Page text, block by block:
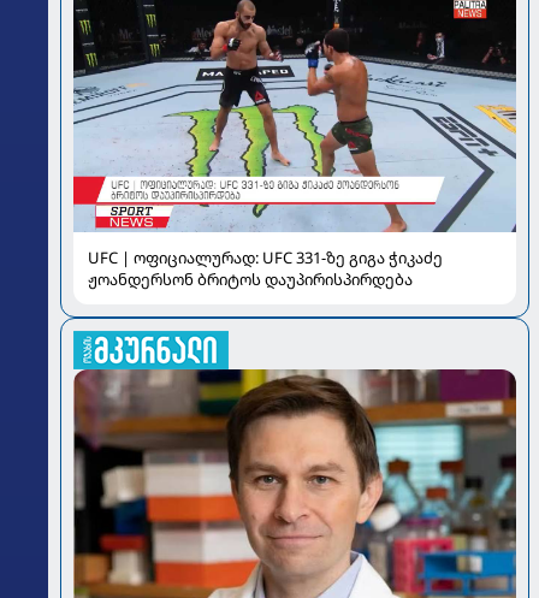
UFC | ოფიციალურად: UFC 331-ზე გიგა ჭიკაძე
ჟოანდერსონ ბრიტოს დაუპირისპირდება